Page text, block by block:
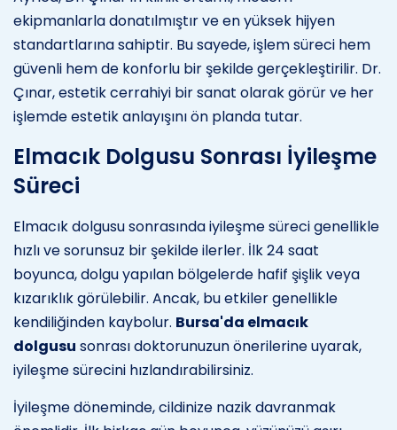
ekipmanlarla donatılmıştır ve en yüksek hijyen
standartlarına sahiptir. Bu sayede, işlem süreci hem
güvenli hem de konforlu bir şekilde gerçekleştirilir. Dr.
Çınar, estetik cerrahiyi bir sanat olarak görür ve her
işlemde estetik anlayışını ön planda tutar.
Elmacık Dolgusu Sonrası İyileşme
Süreci
Elmacık dolgusu sonrasında iyileşme süreci genellikle
hızlı ve sorunsuz bir şekilde ilerler. İlk 24 saat
boyunca, dolgu yapılan bölgelerde hafif şişlik veya
kızarıklık görülebilir. Ancak, bu etkiler genellikle
kendiliğinden kaybolur. Bursa'da elmacık
dolgusu sonrası doktorunuzun önerilerine uyarak,
iyileşme sürecini hızlandırabilirsiniz.
İyileşme döneminde, cildinize nazik davranmak